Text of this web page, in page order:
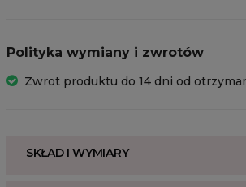
Polityka wymiany i zwrotów
Zwrot produktu do 14 dni od
SKŁAD I WYMIARY